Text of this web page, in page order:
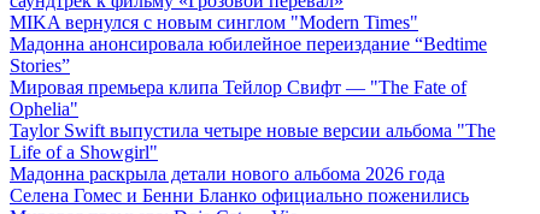
MIKA вернулся с новым синглом "Modern Times"
Мадонна анонсировала юбилейное переиздание “Bedtime
Stories”
Мировая премьера клипа Тейлор Свифт — "The Fate of
Ophelia"
Taylor Swift выпустила четыре новые версии альбома "The
Life of a Showgirl"
Мадонна раскрыла детали нового альбома 2026 года
Селена Гомес и Бенни Бланко официально поженились